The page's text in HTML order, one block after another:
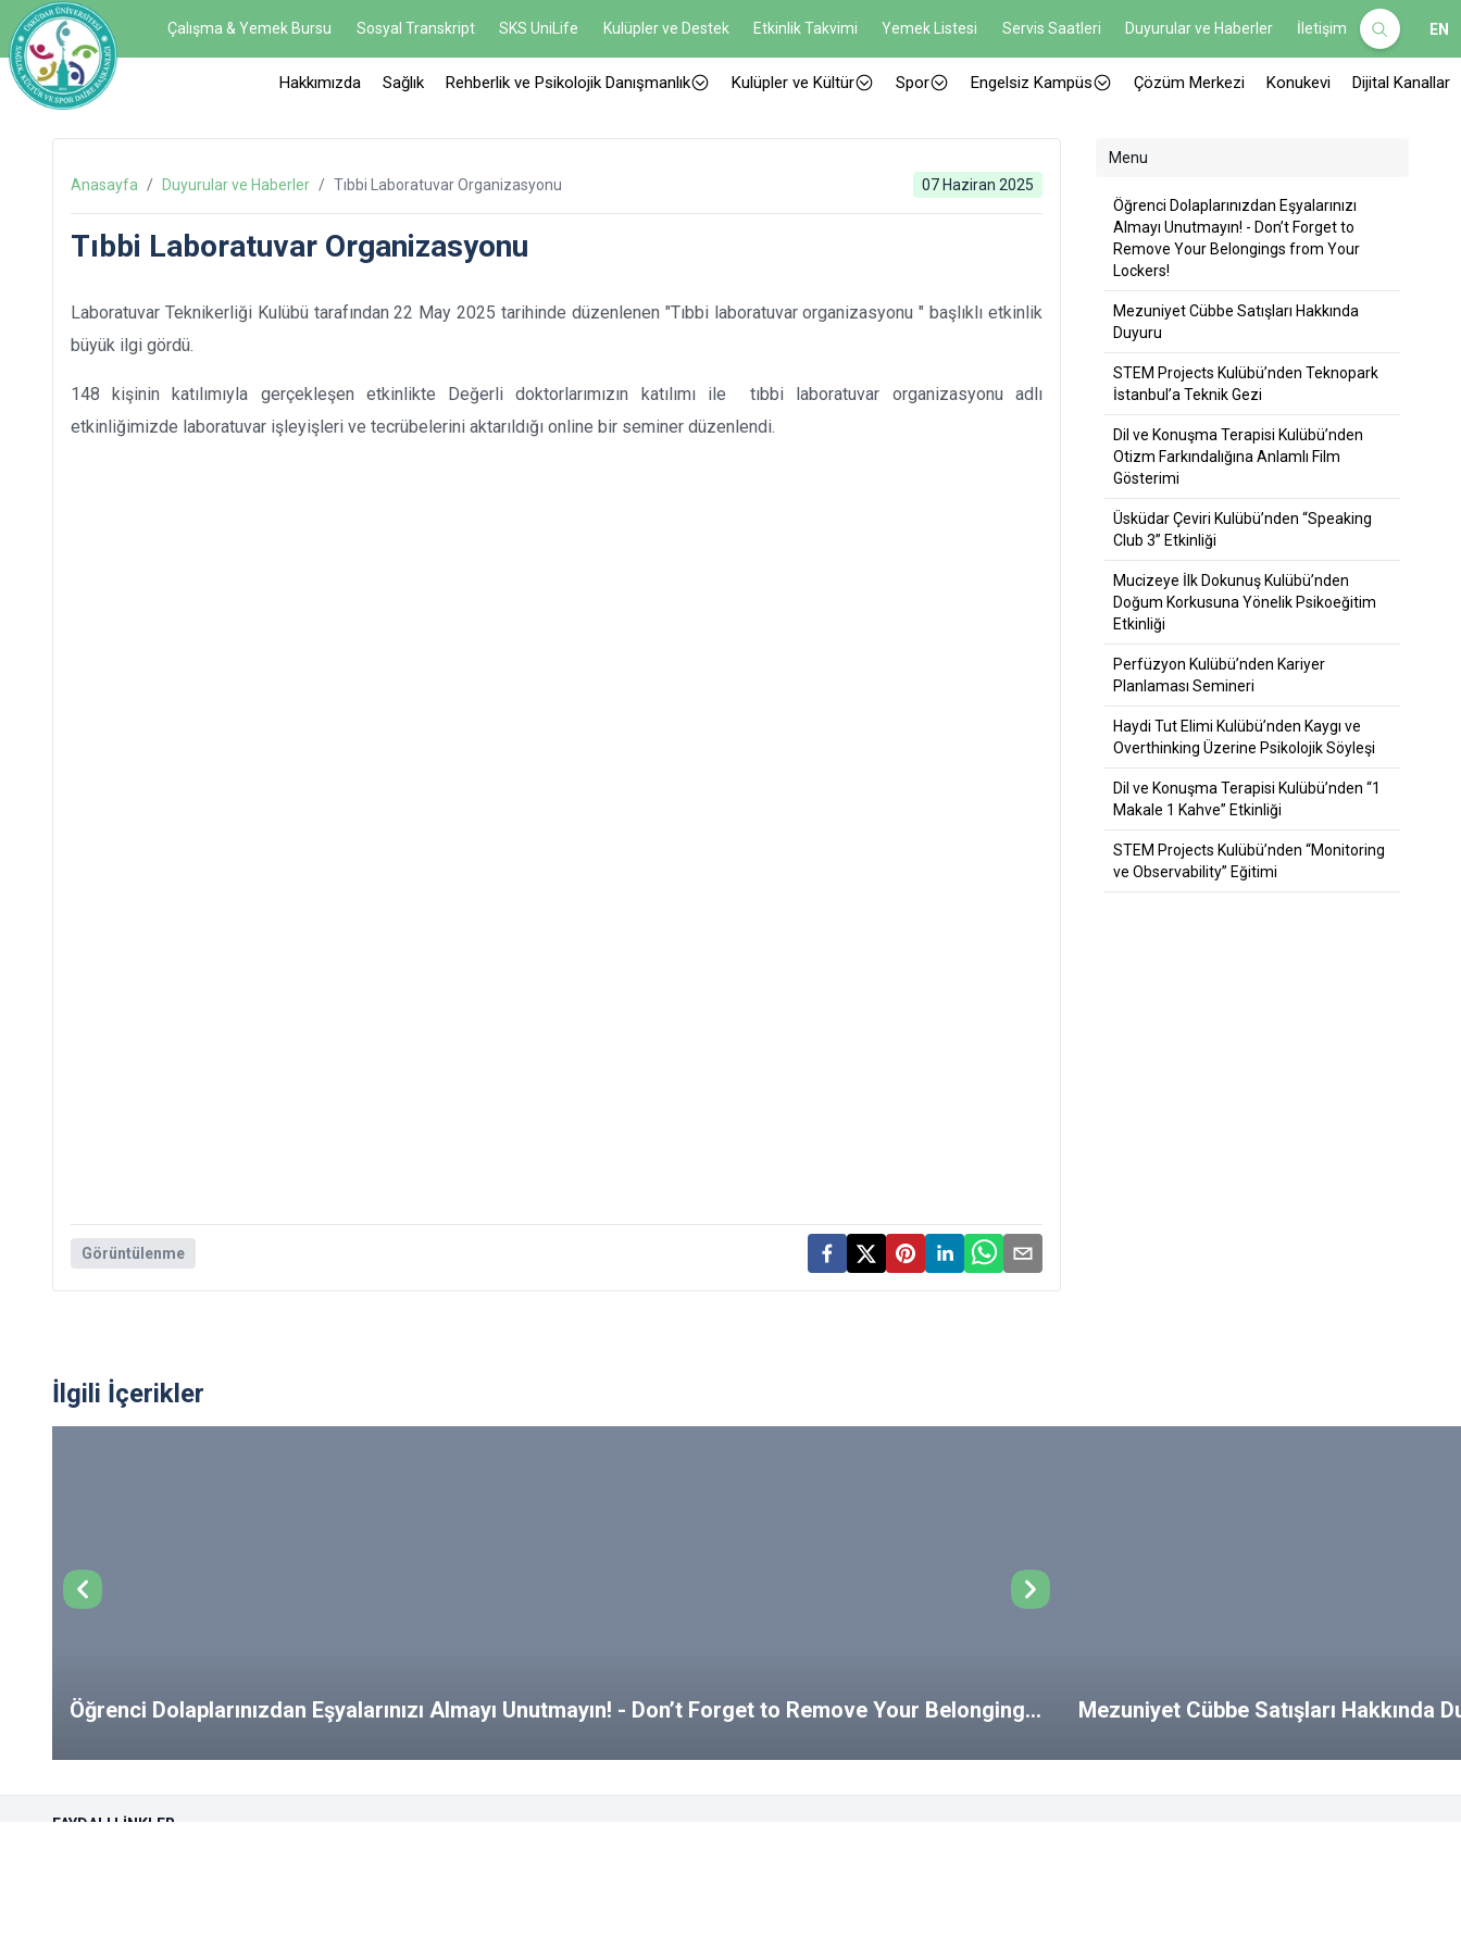
Çalışma & Yemek Bursu Sosyal Transkript SKS UniLife Kulüpler ve Destek Etkinlik Takvimi Yemek Listesi Servis Saatleri Duyurular ve Haberler İletişim EN
Hakkımızda Sağlık Rehberlik ve Psikolojik Danışmanlık Kulüpler ve Kültür Spor Engelsiz Kampüs Çözüm Merkezi Konukevi Dijital Kanallar
Anasayfa / Duyurular ve Haberler / Tıbbi Laboratuvar Organizasyonu 07 Haziran 2025
Tıbbi Laboratuvar Organizasyonu
Laboratuvar Teknikerliği Kulübü tarafından 22 May 2025 tarihinde düzenlenen "Tıbbi laboratuvar organizasyonu " başlıklı etkinlik
büyük ilgi gördü.
148 kişinin katılımıyla gerçekleşen etkinlikte Değerli doktorlarımızın katılımı ile tıbbi laboratuvar organizasyonu adlı
etkinliğimizde laboratuvar işleyişleri ve tecrübelerini aktarıldığı online bir seminer düzenlendi.
Görüntülenme
İlgili İçerikler
Öğrenci Dolaplarınızdan Eşyalarınızı Almayı Unutmayın! - Don’t Forget to Remove Your Belongings
Mezuniyet Cübbe Satışları Hakkında
Menu
Öğrenci Dolaplarınızdan Eşyalarınızı
Almayı Unutmayın! - Don’t Forget to
Remove Your Belongings from Your
Lockers!
Mezuniyet Cübbe Satışları Hakkında
Duyuru
STEM Projects Kulübü’nden Teknopark
İstanbul’a Teknik Gezi
Dil ve Konuşma Terapisi Kulübü’nden
Otizm Farkındalığına Anlamlı Film
Gösterimi
Üsküdar Çeviri Kulübü’nden “Speaking
Club 3” Etkinliği
Mucizeye İlk Dokunuş Kulübü’nden
Doğum Korkusuna Yönelik Psikoeğitim
Etkinliği
Perfüzyon Kulübü’nden Kariyer
Planlaması Semineri
Haydi Tut Elimi Kulübü’nden Kaygı ve
Overthinking Üzerine Psikolojik Söyleşi
Dil ve Konuşma Terapisi Kulübü’nden “1
Makale 1 Kahve” Etkinliği
STEM Projects Kulübü’nden “Monitoring
ve Observability” Eğitimi
FAYDALI LINKLER